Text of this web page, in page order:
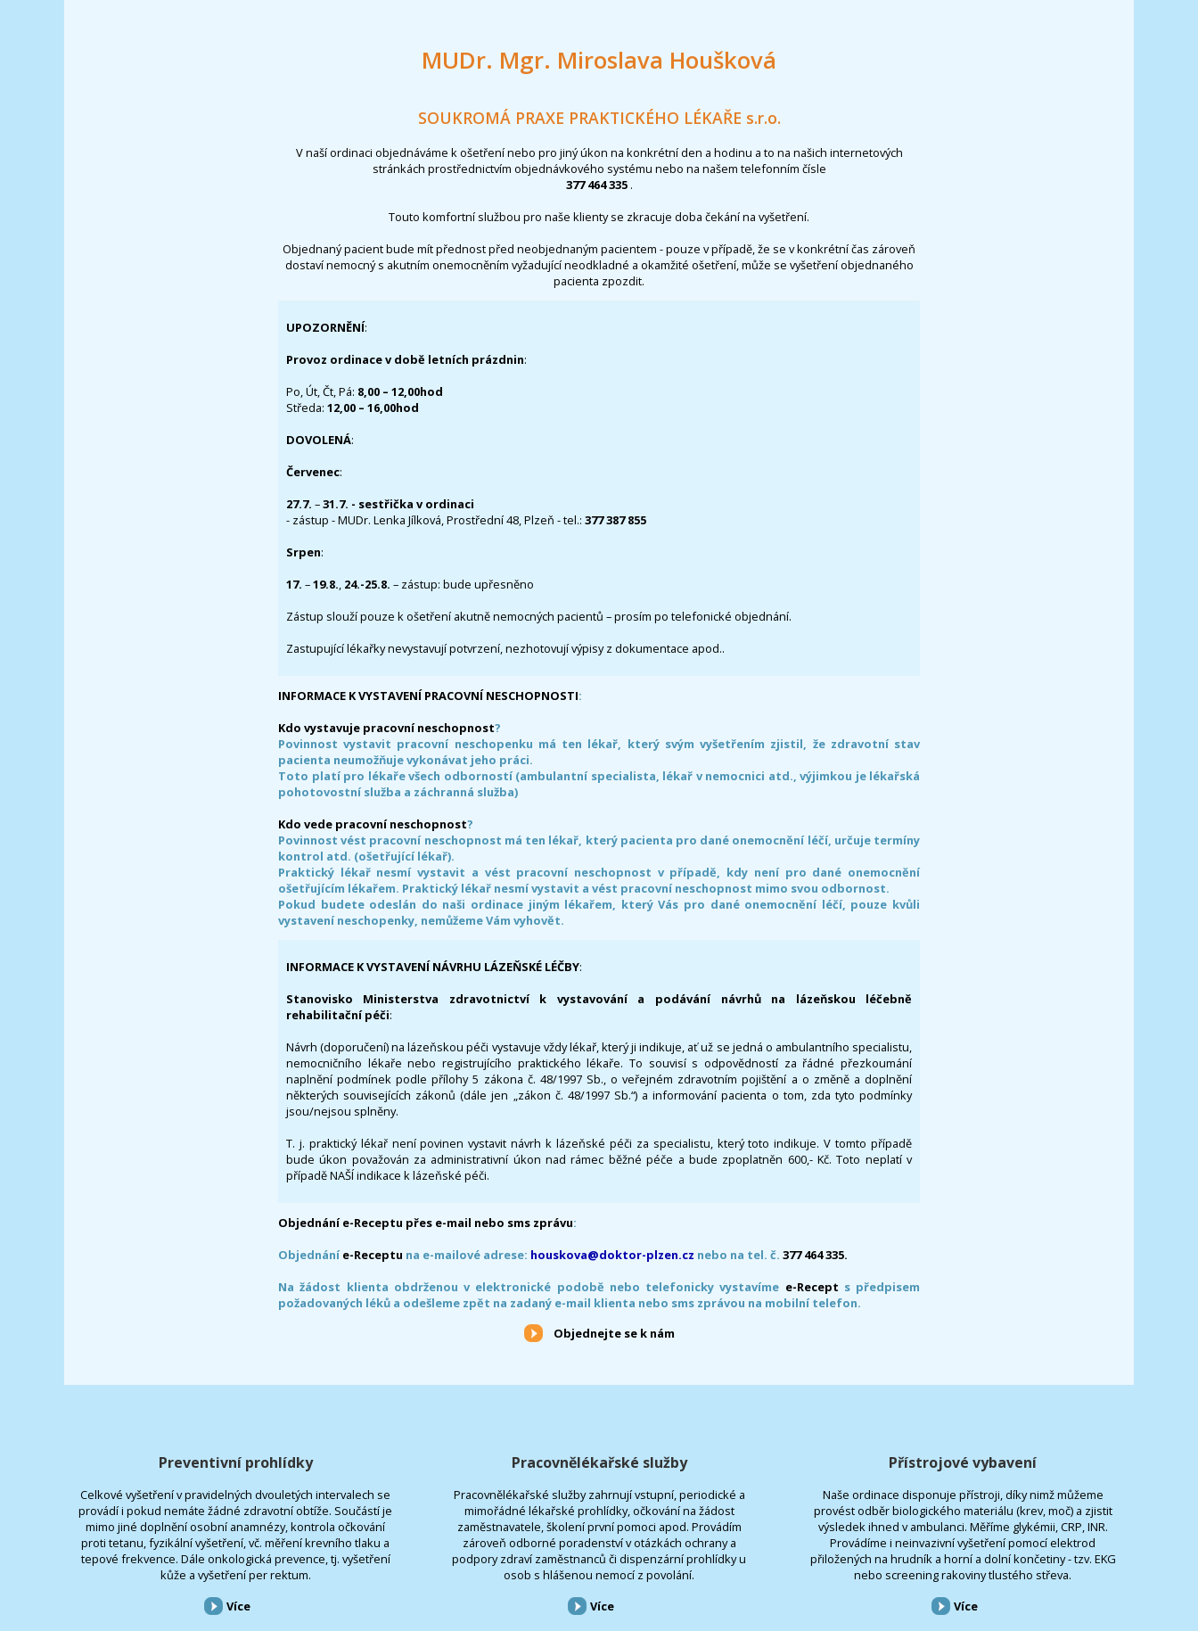
MUDr. Mgr. Miroslava Houšková
SOUKROMÁ PRAXE PRAKTICKÉHO LÉKAŘE s.r.o.
V naší ordinaci objednáváme k ošetření nebo pro jiný úkon na konkrétní den a hodinu a to na našich internetových
stránkách prostřednictvím objednávkového systému nebo na našem telefonním čísle
377 464 335 .
Touto komfortní službou pro naše klienty se zkracuje doba čekání na vyšetření.
Objednaný pacient bude mít přednost před neobjednaným pacientem - pouze v případě, že se v konkrétní čas zároveň
dostaví nemocný s akutním onemocněním vyžadující neodkladné a okamžité ošetření, může se vyšetření objednaného
pacienta zpozdit.
UPOZORNĚNÍ:
Provoz ordinace v době letních prázdnin:
Po, Út, Čt, Pá: 8,00 – 12,00hod
Středa: 12,00 – 16,00hod
DOVOLENÁ:
Červenec:
27.7. –31.7. - sestřička v ordinaci
- zástup - MUDr. Lenka Jílková, Prostřední 48, Plzeň - tel.: 377 387 855
Srpen:
17. –19.8., 24.-25.8. – zástup: bude upřesněno
Zástup slouží pouze k ošetření akutně nemocných pacientů – prosím po telefonické objednání.
Zastupující lékařky nevystavují potvrzení, nezhotovují výpisy z dokumentace apod..
INFORMACE K VYSTAVENÍ PRACOVNÍ NESCHOPNOSTI:
Kdo vystavuje pracovní neschopnost?
Povinnost vystavit pracovní neschopenku má ten lékař, který svým vyšetřením zjistil, že zdravotní stav
pacienta neumožňuje vykonávat jeho práci.
Toto platí pro lékaře všech odborností (ambulantní specialista, lékař v nemocnici atd., výjimkou je lékařská
pohotovostní služba a záchranná služba)
Kdo vede pracovní neschopnost?
Povinnost vést pracovní neschopnost má ten lékař, který pacienta pro dané onemocnění léčí, určuje termíny
kontrol atd. (ošetřující lékař).
Praktický lékař nesmí vystavit a vést pracovní neschopnost v případě, kdy není pro dané onemocnění
ošetřujícím lékařem. Praktický lékař nesmí vystavit a vést pracovní neschopnost mimo svou odbornost.
Pokud budete odeslán do naši ordinace jiným lékařem, který Vás pro dané onemocnění léčí, pouze kvůli
vystavení neschopenky, nemůžeme Vám vyhovět.
INFORMACE K VYSTAVENÍ NÁVRHU LÁZEŇSKÉ LÉČBY:
Stanovisko Ministerstva zdravotnictví k vystavování a podávání návrhů na lázeňskou léčebně
rehabilitační péči:
Návrh (doporučení) na lázeňskou péči vystavuje vždy lékař, který ji indikuje, ať už se jedná o ambulantního specialistu,
nemocničního lékaře nebo registrujícího praktického lékaře. To souvisí s odpovědností za řádné přezkoumání
naplnění podmínek podle přílohy 5 zákona č. 48/1997 Sb., o veřejném zdravotním pojištění a o změně a doplnění
některých souvisejících zákonů (dále jen „zákon č. 48/1997 Sb.“) a informování pacienta o tom, zda tyto podmínky
jsou/nejsou splněny.
T. j. praktický lékař není povinen vystavit návrh k lázeňské péči za specialistu, který toto indikuje. V tomto případě
bude úkon považován za administrativní úkon nad rámec běžné péče a bude zpoplatněn 600,- Kč. Toto neplatí v
případě NAŠÍ indikace k lázeňské péči.
Objednání e-Receptu přes e-mail nebo sms zprávu:
Objednáníe-Receptu na e-mailové adrese: houskova@doktor-plzen.cz nebo na tel. č. 377 464 335.
Na žádost klienta obdrženou v elektronické podobě nebo telefonicky vystavíme e-Recept s předpisem
požadovaných léků a odešleme zpět na zadaný e-mail klienta nebo sms zprávou na mobilní telefon.
Objednejte se k nám
Preventivní prohlídky
Celkové vyšetření v pravidelných dvouletých intervalech se
provádí i pokud nemáte žádné zdravotní obtíže. Součástí je
mimo jiné doplnění osobní anamnézy, kontrola očkování
proti tetanu, fyzikální vyšetření, vč. měření krevního tlaku a
tepové frekvence. Dále onkologická prevence, tj. vyšetření
kůže a vyšetření per rektum.
Více
Pracovnělékařské služby
Pracovnělékařské služby zahrnují vstupní, periodické a
mimořádné lékařské prohlídky, očkování na žádost
zaměstnavatele, školení první pomoci apod. Provádím
zároveň odborné poradenství v otázkách ochrany a
podpory zdraví zaměstnanců či dispenzární prohlídky u
osob s hlášenou nemocí z povolání.
Více
Přístrojové vybavení
Naše ordinace disponuje přístroji, díky nimž můžeme
provést odběr biologického materiálu (krev, moč) a zjistit
výsledek ihned v ambulanci. Měříme glykémii, CRP, INR.
Provádíme i neinvazivní vyšetření pomocí elektrod
přiložených na hrudník a horní a dolní končetiny - tzv. EKG
nebo screening rakoviny tlustého střeva.
Více